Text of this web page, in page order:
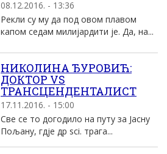
08.12.2016. - 13:36
Рекли су му да под овом плавом
капом седам милијардити је. Да, на...
НИКОЛИНА ЂУРОВИЋ:
ДОКТОР VS
ТРАНСЦЕНДЕНТАЛИСТ
17.11.2016. - 15:00
Све се то догодило на путу за Јасну
Пољану, гдје др sci. трага...